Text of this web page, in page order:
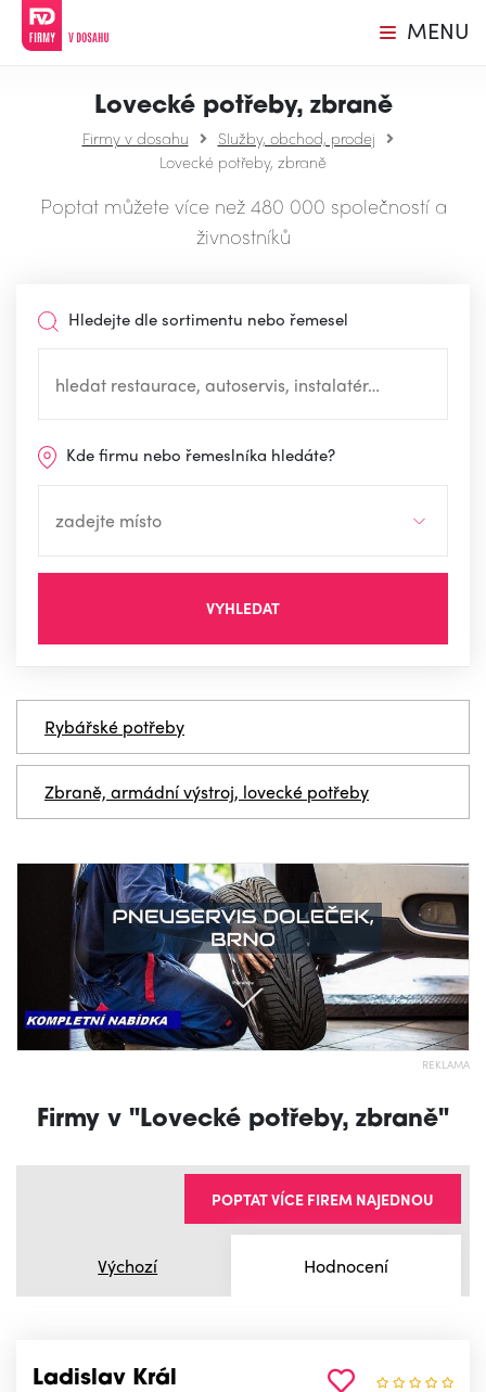
MENU
Lovecké potřeby, zbraně
Firmy v dosahu
Služby, obchod, prodej
Lovecké potřeby, zbraně
Poptat můžete více než 480 000 společností a
živnostníků
Hledejte dle sortimentu nebo řemesel
Kde firmu nebo řemeslníka hledáte?
VYHLEDAT
Rybářské potřeby
Zbraně, armádní výstroj, lovecké potřeby
REKLAMA
Firmy v "Lovecké potřeby, zbraně"
Výchozí Hodnocení
POPTAT VÍCE FIREM NAJEDNOU
Ladislav Král